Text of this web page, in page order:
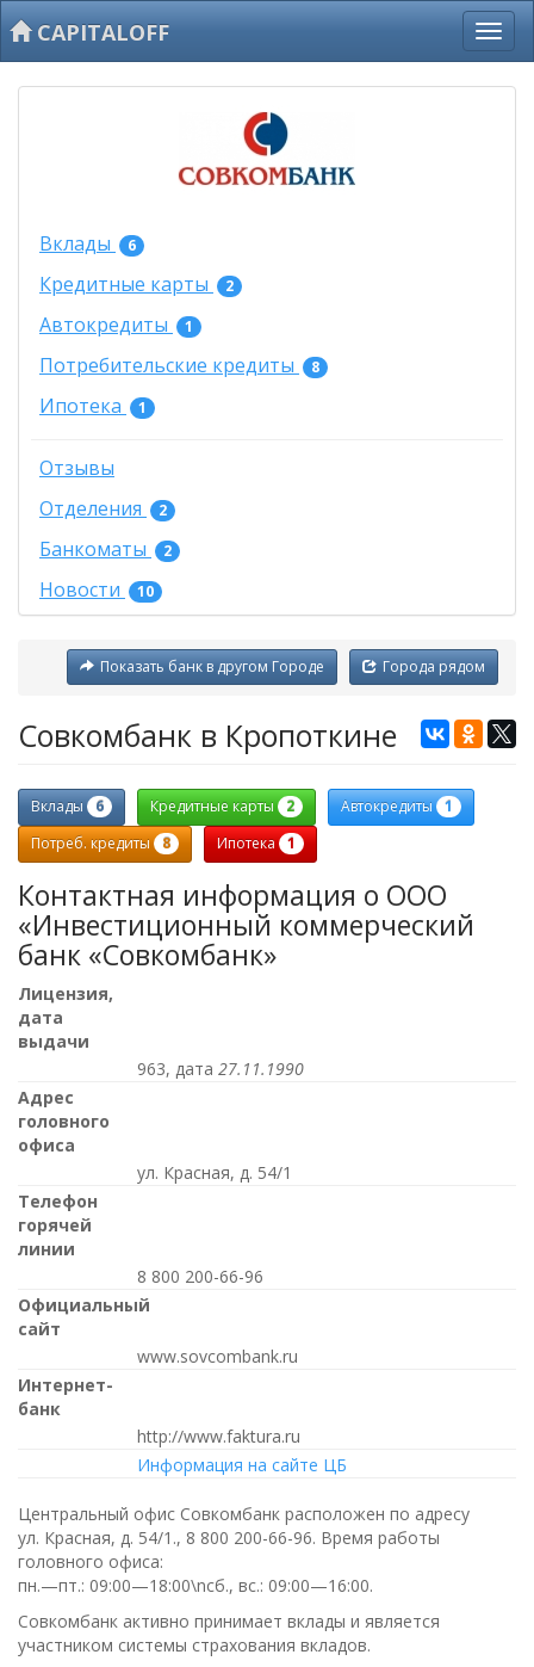
CAPITALOFF
Вклады 6
Кредитные карты 2
Автокредиты 1
Потребительские кредиты 8
Ипотека 1
Отзывы
Отделения
2
Банкоматы 2
Новости 10
Города рядом
Показать банк в другом Городе
Совкомбанк в Кропоткине
Вклады 6 Кредитные карты 2 Автокредиты 1
Потреб. кредиты 8 Ипотека 1
Контактная информация о ООО
«Инвестиционный коммерческий
банк «Совкомбанк»
Лицензия,
дата
выдачи
963, дата 27.11.1990
Адрес
головного
офиса
ул. Красная, д. 54/1
Телефон
горячей
линии
8 800 200-66-96
Официальный
сайт
www.sovcombank.ru
Интернет-
банк
http://www.faktura.ru
Информация на сайте ЦБ
Центральный офис Совкомбанк расположен по адресу
ул. Красная, д. 54/1., 8 800 200-66-96. Время работы
головного офиса:
пн.—пт.: 09:00—18:00\nсб., вс.: 09:00—16:00.
Совкомбанк активно принимает вклады и является
участником системы страхования вкладов.